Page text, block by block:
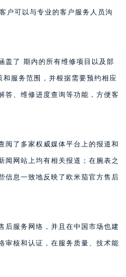
户可以与专业的客户服务人员沟
盖了 期内的所有维修项目以及部
服务范围，并根据需要预约相应
答、维修进度查询等功能，方便客
阅了多家权威媒体平台上的报道和
闻网站上均有相关报道；在腕表之
信息一致地反映了欧米茄官方售后
后服务网络，并且在中国市场也建
审核和认证，在服务质量、技术能